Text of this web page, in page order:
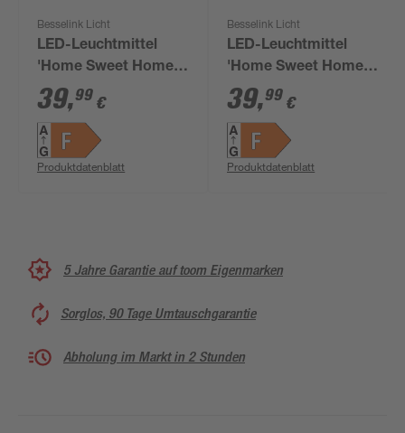
Besselink Licht
LED-Leuchtmittel
'Home Sweet Home'
dimmbar Tropfenform
gold E27 4 W 400 lm
warmweiß
39,99 €
Produktdatenblatt
Besselink Licht
LED-Leuchtmittel
'Home Sweet Home'
dimmbar Globe gold
E27 4 W 400 lm
warmweiß
39,99 €
Produktdatenblatt
5 Jahre Garantie auf toom Eigenmarken
Sorglos, 90 Tage Umtauschgarantie
Abholung im Markt in 2 Stunden